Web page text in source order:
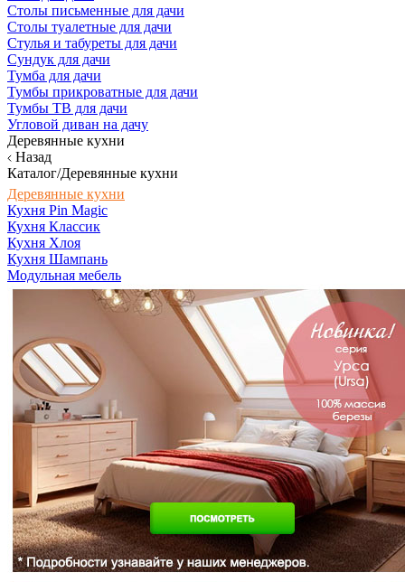
Столы письменные для дачи
Столы туалетные для дачи
Стулья и табуреты для дачи
Сундук для дачи
Тумба для дачи
Тумбы прикроватные для дачи
Тумбы ТВ для дачи
Угловой диван на дачу
Деревянные кухни
Назад
Каталог/Деревянные кухни
Деревянные кухни
Кухня Pin Magic
Кухня Классик
Кухня Хлоя
Кухня Шампань
Модульная мебель